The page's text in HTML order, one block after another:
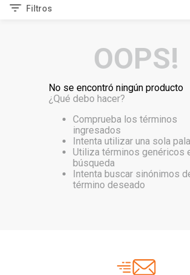
Filtros
OOPS!
No se encontró ningún producto
¿Qué debo hacer?
Comprueba los términos
ingresados
Intenta utilizar una sola
Utiliza términos genéricos
búsqueda
Intenta buscar sinónimos
término deseado